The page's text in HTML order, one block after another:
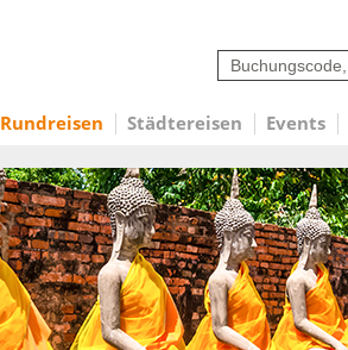
Rundreisen Städtereisen Events